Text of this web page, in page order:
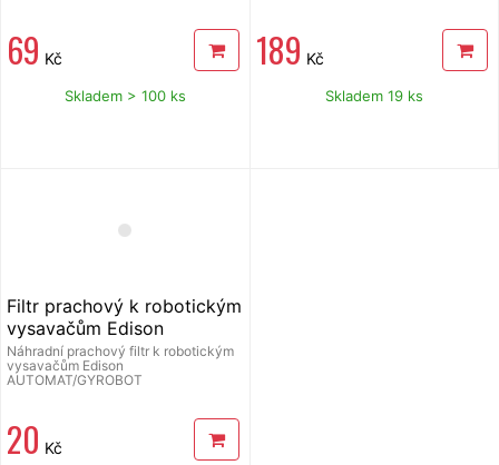
69 Kč
Skladem > 100 ks
189 Kč
Skladem 19 ks
Filtr prachový k robotickým
vysavačům Edison
AUTOMAT/GYROBOT
Náhradní prachový filtr k robotickým
vysavačům Edison
AUTOMAT/GYROBOT
20 Kč